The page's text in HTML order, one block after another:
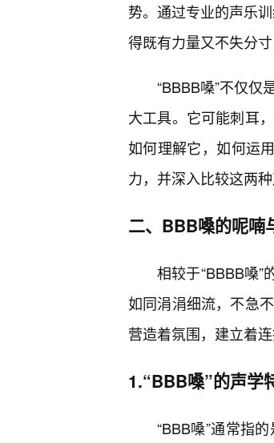
势。通过专业的声乐
得既有力量又不失分
“BBBB嗓”不仅仅
大工具。它可能刺耳
如何理解它，如何运
力，并深入比较这两
二、BBB嗓的呢喃
相较于“BBBB嗓”
如同涓涓细流，不急
营造着氛围，建立着连
1.“BBB嗓”的声学
“BBB嗓”通常指